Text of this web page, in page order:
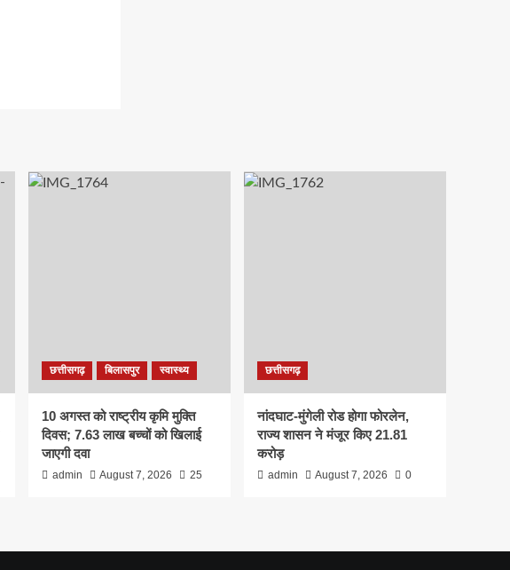
छत्तीसगढ़ बिलासपुर स्वास्थ्य
10 अगस्त को राष्ट्रीय कृमि मुक्ति
दिवस; 7.63 लाख बच्चों को खिलाई
जाएगी दवा
admin August 7, 2026 25
छत्तीसगढ़
नांदघाट-मुंगेली रोड होगा फोरलेन,
राज्य शासन ने मंजूर किए 21.81
करोड़
admin August 7, 2026 0